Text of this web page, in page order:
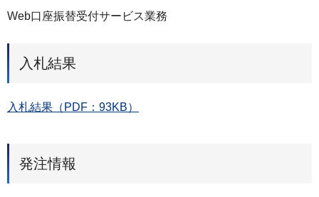
Web口座振替受付サービス業務
入札結果
入札結果（PDF：93KB）
発注情報